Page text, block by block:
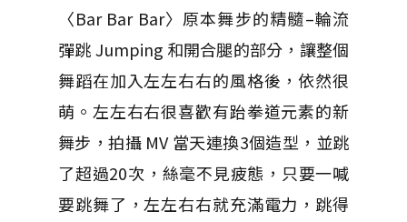
〈Bar Bar Bar〉原本舞步的精髓–輪流
彈跳 Jumping 和開合腿的部分，讓整個
舞蹈在加入左左右右的風格後，依然很
萌。左左右右很喜歡有跆拳道元素的新
舞步，拍攝 MV 當天連換3個造型，並跳
了超過20次，絲毫不見疲態，只要一喊
要跳舞了，左左右右就充滿電力，跳得